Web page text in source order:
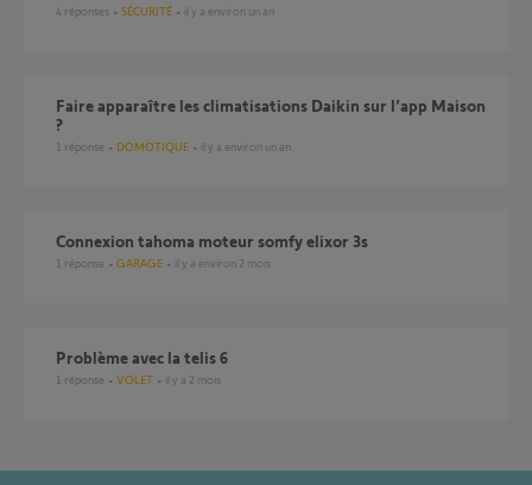
4 réponses SÉCURITÉ il y a environ un an
Faire apparaître les climatisations Daikin sur l’app Maison
?
1 réponse DOMOTIQUE il y a environ un an
Connexion tahoma moteur somfy elixor 3s
1 réponse GARAGE il y a environ 2 mois
problème avec la telis 6
1 réponse VOLET il y a 2 mois